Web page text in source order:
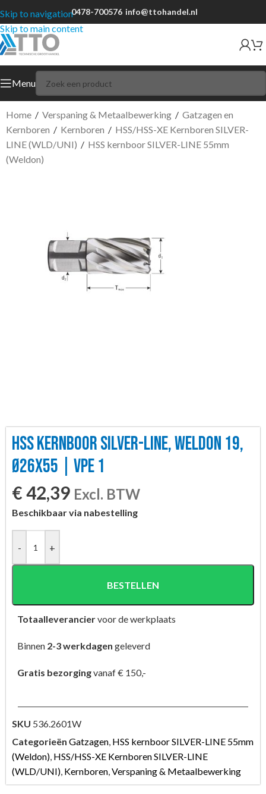
Skip to navigation
Skip to main content
0478-700576 info@ttohandel.nl
Menu
Home / Verspaning & Metaalbewerking / Gatzagen en
Kernboren / Kernboren / HSS/HSS-XE Kernboren SILVER-
LINE (WLD/UNI) / HSS kernboor SILVER-LINE 55mm
(Weldon)
HSS KERNBOOR SILVER-LINE, WELDON 19,
Ø26X55 | VPE 1
€42,39 Excl. BTW
Beschikbaar via nabestelling
- +
BESTELLEN
Totaalleveranciervoor de werkplaats
Binnen 2-3 werkdagen geleverd
Gratis bezorgingvanaf € 150,-
SKU 536.2601W
Categorieën Gatzagen, HSS kernboor SILVER-LINE 55mm
(Weldon), HSS/HSS-XE Kernboren SILVER-LINE
(WLD/UNI), Kernboren,Verspaning & Metaalbewerking